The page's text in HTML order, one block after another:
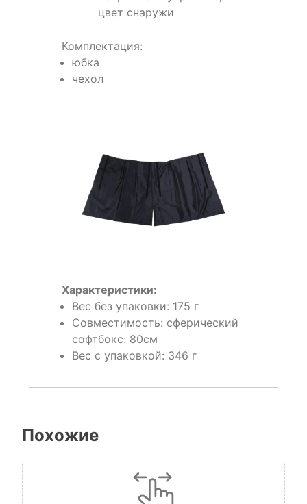
цвет снаружи
Комплектация:
юбка
чехол
Характеристики:
Вес без упаковки: 175 г
Совместимость: сферический
софтбокс: 80см
Вес с упаковкой: 346 г
Похожие